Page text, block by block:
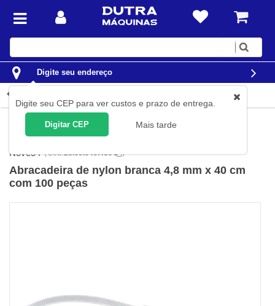
Digite
Digite seu endereço
Digite seu CEP para ver custos e prazo de entrega.
Digitar CEP Mais tarde
Ferramentas Acessórios para Ferramentas
Abraçadeiras de Nylon
Nove54 (Cód.28.09.040.480 )
Abracadeira de nylon branca 4,8 mm x 40 cm
com 100 peças